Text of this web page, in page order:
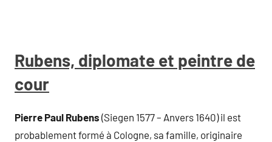
Rubens, diplomate et peintre de
cour
Pierre Paul Rubens (Siegen 1577 – Anvers 1640) il est
probablement formé à Cologne, sa famille, originaire